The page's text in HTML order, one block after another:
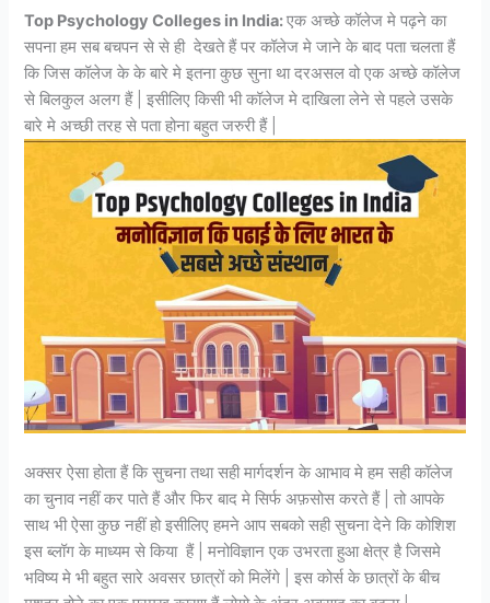
Top Psychology Colleges in India:एक अच्छे कॉलेज मे पढ़ने का
सपना हम सब बचपन से से ही देखते हैं पर कॉलेज मे जाने के बाद पता चलता हैं
कि जिस कॉलेज के के बारे मे इतना कुछ सुना था दरअसल वो एक अच्छे कॉलेज
से बिलकुल अलग हैं | इसीलिए किसी भी कॉलेज मे दाखिला लेने से पहले उसके
बारे मे अच्छी तरह से पता होना बहुत जरुरी हैं |
अक्सर ऐसा होता हैं कि सुचना तथा सही मार्गदर्शन के आभाव मे हम सही कॉलेज
का चुनाव नहीं कर पाते हैं और फिर बाद मे सिर्फ अफ़सोस करते हैं | तो आपके
साथ भी ऐसा कुछ नहीं हो इसीलिए हमने आप सबको सही सुचना देने कि कोशिश
इस ब्लॉग के माध्यम से किया हैं | मनोविज्ञान एक उभरता हुआ क्षेत्र है जिसमे
भविष्य मे भी बहुत सारे अवसर छात्रों को मिलेंगे | इस कोर्स के छात्रों के बीच